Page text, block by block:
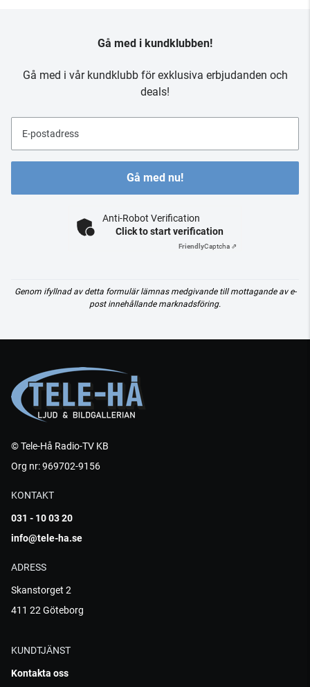
Gå med i kundklubben!
Gå med i vår kundklubb för exklusiva erbjudanden och
deals!
E-postadress
Gå med nu!
Anti-Robot Verification
Click to start verification
FriendlyCaptcha ⇗
Genom ifyllnad av detta formulär lämnas medgivande till mottagande av e-
post innehållande marknadsföring.
© Tele-Hå Radio-TV KB
Org nr: 969702-9156
KONTAKT
031 - 10 03 20
info@tele-ha.se
ADRESS
Skanstorget 2
411 22 Göteborg
KUNDTJÄNST
Kontakta oss